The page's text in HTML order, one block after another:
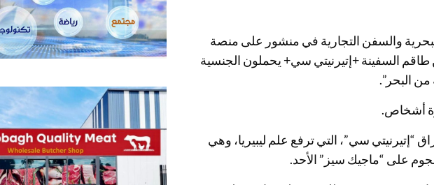
والسفن التجارية في منشور على منصة
من طاقم السفينة +إتيرنيتي سي+ يحملون الجنسية
من البحر”.
أشخاص.
“إتيرنيتي سي”، التي ترفع علم ليبيريا، وهي
على “ماجيك سيز” الأحد.